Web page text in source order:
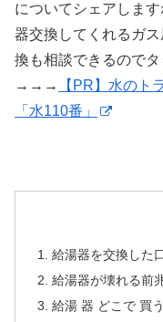
についてシェアしま
器交換してくれるガ
換も相談できるので
→→→
【PR】水のト
「水110番」
給湯器を交換した
給湯器が壊れる前
給湯 器 どこで 買